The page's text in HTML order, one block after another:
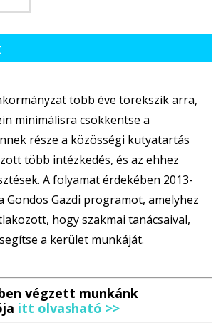
több éve törekszik arra,
minimálisra csökkentse a
része a közösségi kutyatartás
több intézkedés, és az ehhez
A folyamat érdekében 2013-
Gondos Gazdi programot, amelyhez
hogy szakmai tanácsaival,
a kerület munkáját.
végzett munkánk
itt olvasható >>